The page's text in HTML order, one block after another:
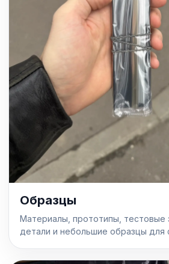
Образцы
Материалы, прототипы, тестовые
детали и небольшие образцы для